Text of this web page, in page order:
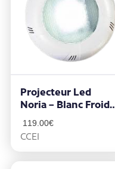
Projecteur Led
Noria – Blanc Froid
119.00€
CCEI